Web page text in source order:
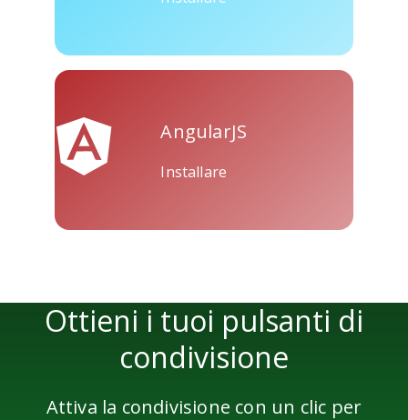
AngularJS
Installare
Ottieni i tuoi pulsanti di
condivisione
Attiva la condivisione con un clic per